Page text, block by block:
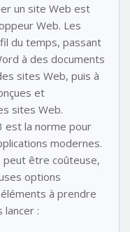
un site Web est
Web. Les
du temps, passant
à des documents
sites Web, puis à
et
sites Web.
est la norme pour
modernes.
peut être coûteuse,
options
à prendre
lancer :